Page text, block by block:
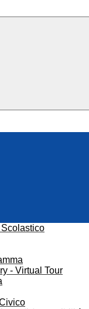
- Virtual Tour